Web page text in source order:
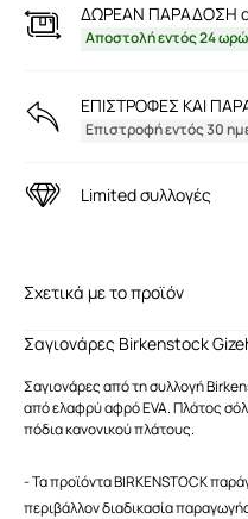
ΔΩΡΕΑΝ ΠΑΡΑΔΟΣΗ
Αποστολή εντός 24
ΕΠΙΣΤΡΟΦΕΣ ΚΑΙ
Επιστροφή εντός 30
Limited συλλογές
Σχετικά με το προϊόν
Σαγιονάρες Birkenstock
Σαγιονάρες από τη συλλογή
από ελαφρύ αφρό EVA. Πλάτος
πόδια κανονικού πλάτους.
- Τα προϊόντα BIRKENSTOCK
περιβάλλον διαδικασία